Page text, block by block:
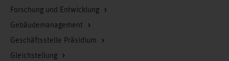
Forschung und Entwicklung
Gebäudemanagement
Geschäftsstelle Präsidium
Gleichstellung